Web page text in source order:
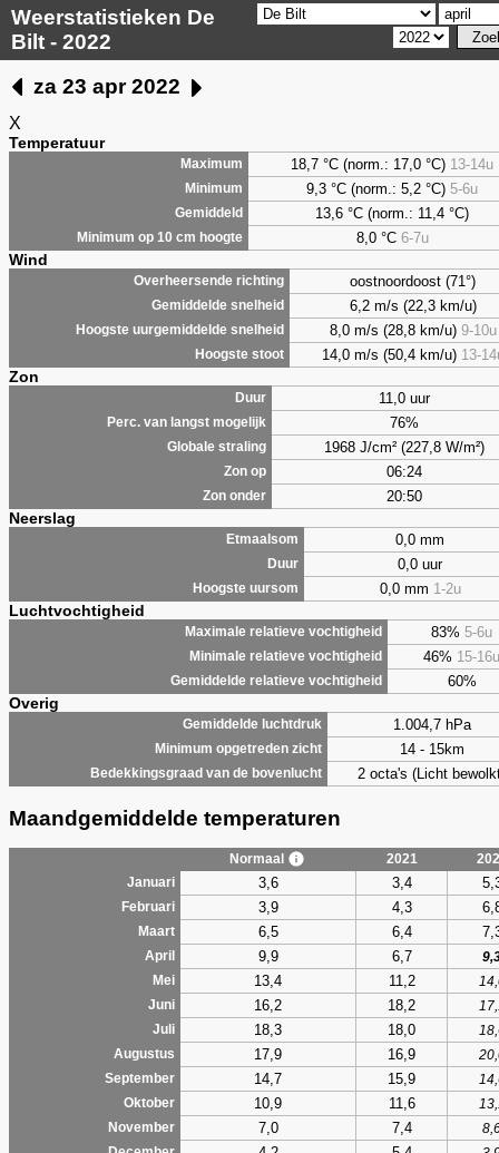
Weerstatistieken De
Bilt - 2022
za 23 apr 2022
X
Temperatuur
Maximum 18,7 °C (norm.: 17,0 °C) 13-14u
Minimum 9,3 °C (norm.: 5,2 °C) 5-6u
Gemiddeld 13,6 °C (norm.: 11,4 °C)
Minimum op 10 cm hoogte 8,0°C 6-7u
Wind
Overheersende richting oostnoordoost (71°)
Gemiddelde snelheid 6,2 m/s (22,3 km/u)
Hoogste uurgemiddelde snelheid 8,0 m/s (28,8 km/u) 9-10u
Hoogste stoot 14,0 m/s (50,4 km/u) 13-
Zon
Duur 11,0 uur
Perc. van langst mogelijk 76%
Globale straling 1968 J/cm² (227,8 W/m²)
Zon op 06:24
Zon onder 20:50
Neerslag
Etmaalsom 0,0 mm
Duur 0,0 uur
Hoogste uursom 0,0 mm 1-2u
Luchtvochtigheid
Maximale relatieve vochtigheid 83% 5-6u
Minimale relatieve vochtigheid 46% 15-16u
Gemiddelde relatieve vochtigheid 60%
Overig
Gemiddelde luchtdruk 1.004,7 hPa
Minimum opgetreden zicht 14 - 15km
Bedekkingsgraad van de bovenlucht 2 octa's (Licht
Maandgemiddelde temperaturen
Normaal 2021
Januari
3,6 3,4
Februari 3,9 4,3
Maart 6,5 6,4
April 9,9 6,7
Mei
13,4 11,2
Juni
16,2 18,2
Juli
18,3 18,0
Augustus
17,9 16,9
September
14,7 15,9
Oktober
10,9 11,6
November
7,0 7,4